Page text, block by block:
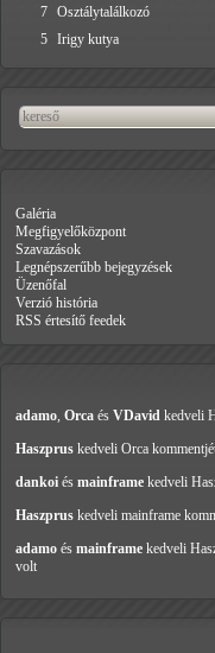
7 Osztálytalálkozó
5 Irigy kutya
Galéria
Megfigyelőközpont
Szavazások
Legnépszerűbb bejegyzések
Üzenőfal
Verzió história
RSS értesítő feedek
adamo, Orca és VDavid kedveli
Haszprus kedveli Orca
dankoi és mainframe kedveli
Haszprus kedveli mainframe
adamo és mainframe kedveli
volt